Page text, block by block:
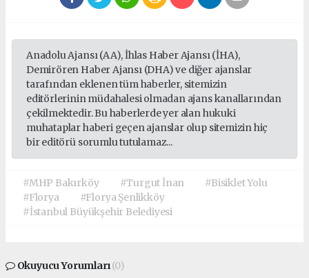
Anadolu Ajansı (AA), İhlas Haber Ajansı (İHA),
Demirören Haber Ajansı (DHA) ve diğer ajanslar
tarafından eklenen tüm haberler, sitemizin
editörlerinin müdahalesi olmadan ajans kanallarından
çekilmektedir. Bu haberlerde yer alan hukuki
muhataplar haberi geçen ajanslar olup sitemizin hiç
bir editörü sorumlu tutulamaz...
#MHP Bakırköy #Turgut İnan
#Bisiklet Yolu
#Florya
#Florya Şenlikköy
#İstanbul Büyükşehir Belediyesi
Okuyucu Yorumları(0)